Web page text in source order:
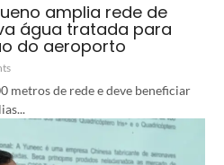
amplia rede de
água tratada para
do aeroporto
metros de rede e deve beneficiar